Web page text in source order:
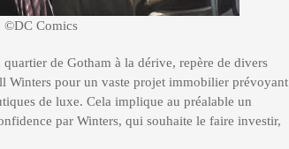
©DC Comics
de Gotham à la dérive, repère de divers
Winters pour un vaste projet immobilier prévoyant
de luxe. Cela implique au préalable un
par Winters, qui souhaite le faire investir,